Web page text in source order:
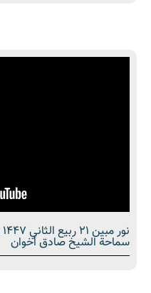
سماحة الشیخ صادق أخوان